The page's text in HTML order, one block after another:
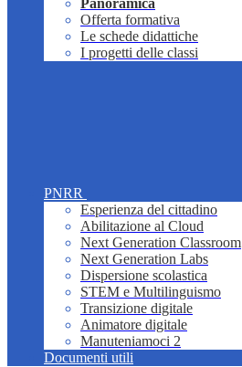
Panoramica
Offerta formativa
Le schede didattiche
I progetti delle classi
PNRR
Esperienza del cittadino
Abilitazione al Cloud
Next Generation Classroom
Next Generation Labs
Dispersione scolastica
STEM e Multilinguismo
Transizione digitale
Animatore digitale
Manuteniamoci 2
Documenti utili